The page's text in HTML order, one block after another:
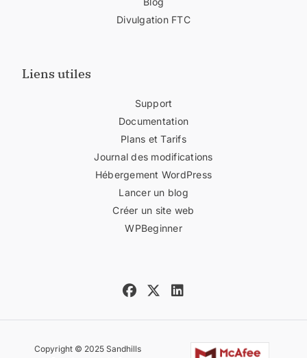
Divulgation FTC
Liens utiles
Support
Documentation
Plans et Tarifs
Journal des modifications
Hébergement WordPress
Lancer un blog
Créer un site web
WPBeginner
Copyright © 2025 Sandhills